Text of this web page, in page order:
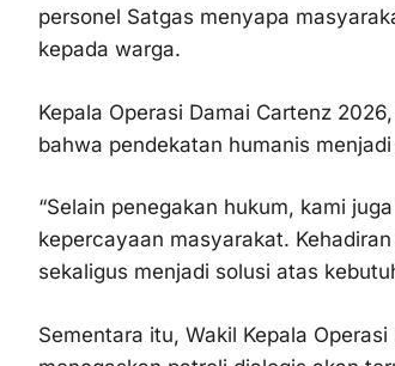
personel Satgas menyapa
kepada warga.
Kepala Operasi Damai Cartenz
bahwa pendekatan humanis
“Selain penegakan hukum, kami
kepercayaan masyarakat.
sekaligus menjadi solusi atas
Sementara itu, Wakil Kepala